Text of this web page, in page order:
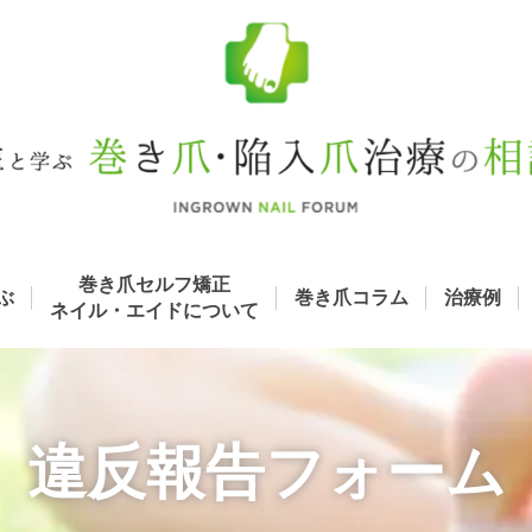
巻き爪セルフ矯正
ネイル・エイドについて
巻き爪コラム 治療例
違反報告フォーム